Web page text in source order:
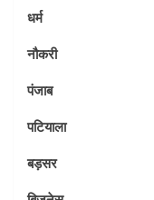
धर्म
नौकरी
पंजाब
पटियाला
बड़सर